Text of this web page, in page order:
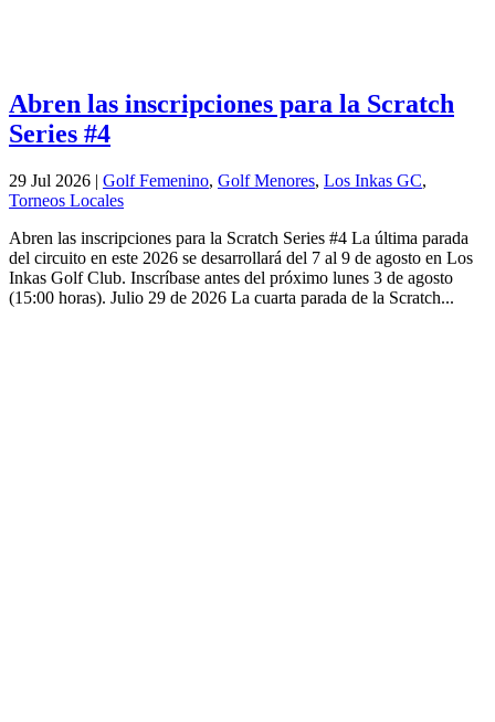
Abren las inscripciones para la Scratch
Series #4
29 Jul 2026 | Golf Femenino, Golf Menores, Los Inkas GC,
Torneos Locales
Abren las inscripciones para la Scratch Series #4 La última parada
del circuito en este 2026 se desarrollará del 7 al 9 de agosto en Los
Inkas Golf Club. Inscríbase antes del próximo lunes 3 de agosto
(15:00 horas). Julio 29 de 2026 La cuarta parada de la Scratch...